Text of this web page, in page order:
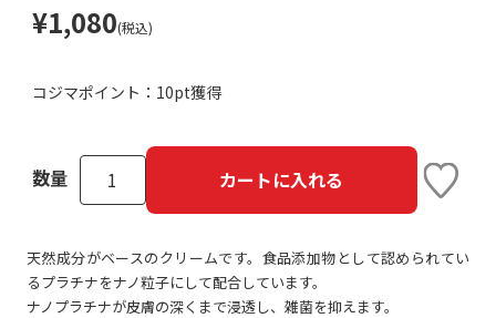
¥1,080(税込)
コジマポイント： 10pt獲得
数量 カートに入れる
天然成分がベースのクリームです。食品添加物として認められてい
るプラチナをナノ粒子にして配合しています。
ナノプラチナが皮膚の深くまで浸透し、雑菌を抑えます。